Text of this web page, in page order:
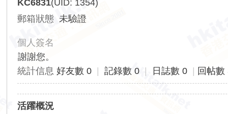
KC6831(UID: 1354)
郵箱狀態 未驗證
個人簽名
謝謝您。
統計信息 好友數 0 記錄數 0 日誌數 0 回帖數
活躍概況